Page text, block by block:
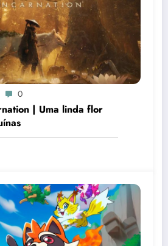
0
| Uma linda flor